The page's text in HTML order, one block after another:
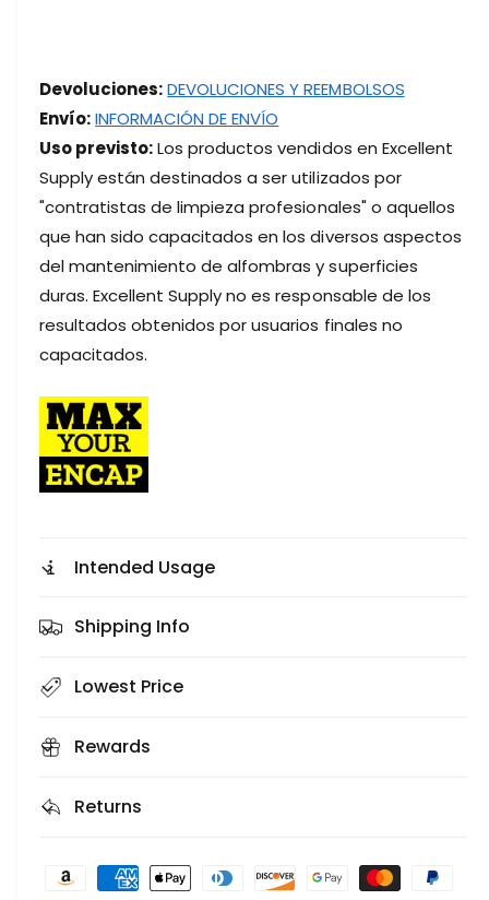
l
l
o
e
l
á
s
i
c
o
1
l
l
o
l
á
s
i
c
o
A
5
Devoluciones: DEVOLUCIONES Y REEMBOLSOS
Envío:INFORMACIÓN DE ENVÍO
Uso previsto:Los productos vendidos en Excellent
Supply están destinados a ser utilizados por
"contratistas de limpieza profesionales" o aquellos
que han sido capacitados en los diversos aspectos
del mantenimiento de alfombras y superficies
duras. Excellent Supply no es responsable de los
resultados obtenidos por usuarios finales no
capacitados.
Intended Usage
Shipping Info
Lowest Price
Rewards
Returns